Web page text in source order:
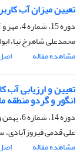
تعیین میزان آب
دوره 15، شماره 4، مهر و آبان 1400، صفحه
محمدعلی شاهرخ نیا،
مشاهده مقاله
تعیین و ارزیابی
انگور و گردو منطقه
دوره 14، شماره 6، بهمن و اسفند 1399، صفحه
علی قدمی
مشاهده مقاله